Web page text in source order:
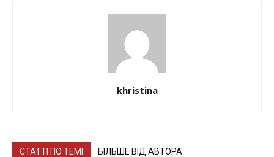
khristina
СТАТТІ ПО ТЕМІ БІЛЬШЕ ВІД АВТОРА